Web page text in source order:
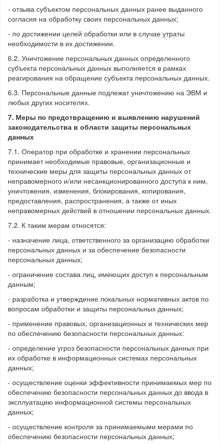
- отзыва субъектом персональных данных ранее выданного
согласия на обработку своих персональных данных;
- по достижении целей обработки или в случае утраты
необходимости в их достижении.
6.2. Уничтожение персональных данных определенного
субъекта персональных данных выполняется в рамках
реагирования на обращение субъекта персональных данных.
6.3. Персональные данные подлежат уничтожению на ЭВМ и
любых других носителях.
7. Меры по предотвращению и выявлению нарушений
законодательства в области защиты персональных
данных
7.1. Оператор при обработке и хранении персональных
принимает необходимые правовые, организационные и
технические меры для защиты персональных данных от
неправомерного и/или несанкционированного доступа к ним,
уничтожения, изменения, блокирования, копирования,
предоставления, распространения, а также от иных
неправомерных действий в отношении персональных данных.
7.2. К таким мерам относятся:
- назначение лица, ответственного за организацию обработки
персональных данных и за обеспечение безопасности
персональных данных;
- ограничение состава лиц, имеющих доступ к персональным
данным;
- разработка и утверждение локальных нормативных актов по
вопросам обработки и защиты персональных данных;
- применение правовых, организационных и технических мер
по обеспечению безопасности персональных данных:
- определение угроз безопасности персональных данных при
их обработке в информационных системах персональных
данных;
- осуществление оценки эффективности принимаемых мер по
обеспечению безопасности персональных данных до ввода в
эксплуатацию информационной системы персональных
данных;
- осуществление контроля за принимаемыми мерами по
обеспечению безопасности персональных данных;